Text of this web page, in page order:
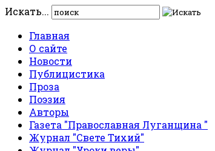
Искать...
Главная
О сайте
Новости
Публицистика
Проза
Поэзия
Авторы
Газета "Православная Луганщина "
Журнал "Свете Тихий"